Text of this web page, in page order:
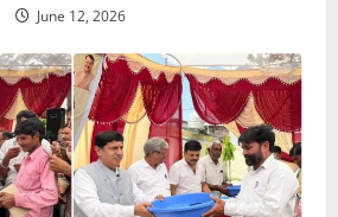
June 12, 2026